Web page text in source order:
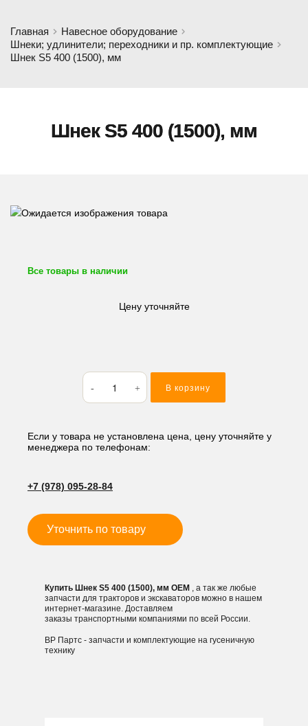
Главная
Навесное оборудование
Шнеки; удлинители; переходники и пр. комплектующие
Шнек S5 400 (1500), мм
Шнек S5 400 (1500), мм
Все товары в наличии
Цену уточняйте
Количество
товара
Шнек
400
(1500),
В корзину
Если у товара не установлена цена, цену уточняйте у
менеджера по телефонам:
+7 (978) 095-28-84
Уточнить по товару
Купить Шнек S5 400 (1500), мм OEM , а так же любые
запчасти для тракторов и экскаваторов можно в нашем
интернет-магазине. Доставляем
заказы транспортными компаниями по всей России.
ВР Партс - запчасти и комплектующие на гусеничную
технику